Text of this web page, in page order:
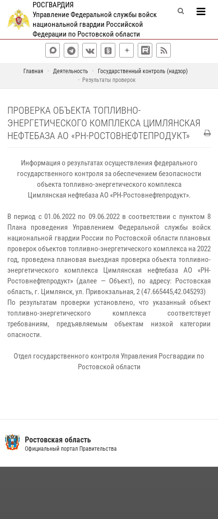
РОСГВАРДИЯ
Управление Федеральной службы войск
национальной гвардии Российской
Федерации по Ростовской области
Главная Деятельность
Государственный контроль (надзор)
Результаты проверок
ПРОВЕРКА ОБЪЕКТА ТОПЛИВНО-
ЭНЕРГЕТИЧЕСКОГО КОМПЛЕКСА ЦИМЛЯНСКАЯ
НЕФТЕБАЗА АО «РН-РОСТОВНЕФТЕПРОДУКТ»
Информация о результатах осуществления федерального
государственного контроля за обеспечением безопасности
объекта топливно-энергетического комплекса
Цимлянская нефтебаза АО «РН-Ростовнефтепродукт».
В период с 01.06.2022 по 09.06.2022 в соответствии с пунктом 8
Плана проведения Управлением Федеральной службы войск
национальной гвардии России по Ростовской области плановых
проверок объектов топливно-энергетического комплекса на 2022
год, проведена плановая выездная проверка объекта топливно-
энергетического комплекса Цимлянская нефтебаза АО «РН-
Ростовнефтепродукт» (далее — Объект), по адресу: Ростовская
область, г. Цимлянск, ул. Привокзальная, 2 (47.665445,42.045293)
По результатам проверки установлено, что указанный объект
топливно-энергетического комплекса соответствует
требованиям, предъявляемым объектам низкой категории
опасности.
Отдел государственного контроля Управления Росгвардии по
Ростовской области
Ростовская область
Официальный портал Правительства